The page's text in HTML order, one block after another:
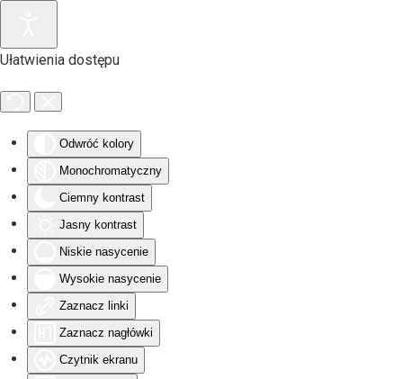
Ułatwienia dostępu
Odwróć kolory
Monochromatyczny
Ciemny kontrast
Jasny kontrast
Niskie nasycenie
Wysokie nasycenie
Zaznacz linki
Zaznacz nagłówki
Czytnik ekranu
Przejdź do głównej treści